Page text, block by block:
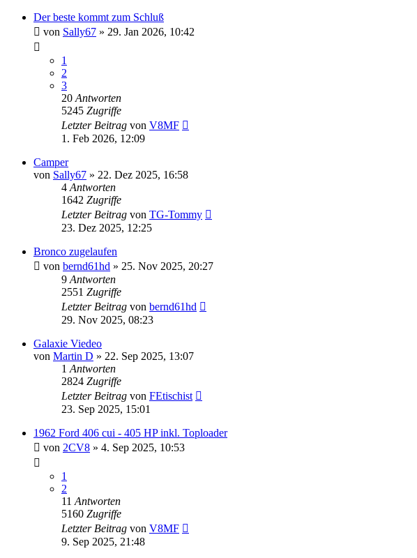
Der beste kommt zum Schluß
von Sally67 » 29. Jan 2026, 10:42
1
2
3
20 Antworten
5245 Zugriffe
Letzter Beitrag von V8MF
1. Feb 2026, 12:09
Camper
von Sally67 » 22. Dez 2025, 16:58
4 Antworten
1642 Zugriffe
Letzter Beitrag von TG-Tommy
23. Dez 2025, 12:25
Bronco zugelaufen
von bernd61hd » 25. Nov 2025, 20:27
9 Antworten
2551 Zugriffe
Letzter Beitrag von bernd61hd
29. Nov 2025, 08:23
Galaxie Viedeo
von Martin D » 22. Sep 2025, 13:07
1 Antworten
2824 Zugriffe
Letzter Beitrag von FEtischist
23. Sep 2025, 15:01
1962 Ford 406 cui - 405 HP inkl. Toploader
von 2CV8 » 4. Sep 2025, 10:53
1
2
11 Antworten
5160 Zugriffe
Letzter Beitrag von V8MF
9. Sep 2025, 21:48